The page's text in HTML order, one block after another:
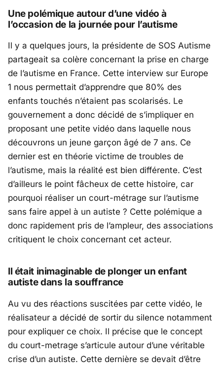
Une polémique autour d’une vidéo à
l’occasion de la journée pour l’autisme
Il y a quelques jours, la présidente de SOS Autisme
partageait sa colère concernant la prise en charge
de l’autisme en France. Cette interview sur Europe
1 nous permettait d’apprendre que 80% des
enfants touchés n’étaient pas scolarisés. Le
gouvernement a donc décidé de s’impliquer en
proposant une petite vidéo dans laquelle nous
découvrons un jeune garçon âgé de 7 ans. Ce
dernier est en théorie victime de troubles de
l’autisme, mais la réalité est bien différente. C’est
d’ailleurs le point fâcheux de cette histoire, car
pourquoi réaliser un court-métrage sur l’autisme
sans faire appel à un autiste ? Cette polémique a
donc rapidement pris de l’ampleur, des associations
critiquent le choix concernant cet acteur.
Il était inimaginable de plonger un enfant
autiste dans la souffrance
Au vu des réactions suscitées par cette vidéo, le
réalisateur a décidé de sortir du silence notamment
pour expliquer ce choix. Il précise que le concept
du court-metrage s’articule autour d’une véritable
crise d’un autiste. Cette dernière se devait d’être